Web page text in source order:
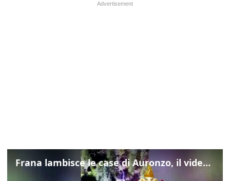
Frana lambisce le case di Auronzo, il video dall'elicottero dei vigili del fuoco